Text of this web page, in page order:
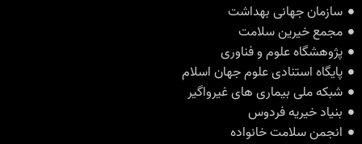
جهانی بهداشت
خیرین سلامت
علوم و فناوری
استنادی علوم جهان اسلام
ملی بیماری های غیرواگیر
خیریه فردوس
سلامت خانواده